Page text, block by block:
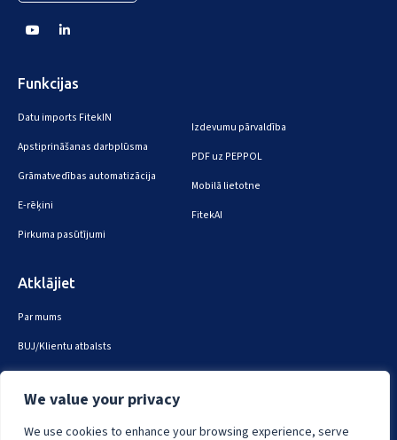
We value your privacy
We use cookies to enhance your browsing experience, serve
Funkcijas
Datu imports FitekIN
Apstiprināšanas darbplūsma
Grāmatvedības automatizācija
E-rēķini
Pirkuma pasūtījumi
Izdevumu pārvaldība
PDF uz PEPPOL
Mobilā lietotne
FitekAI
Atklājiet
Par mums
BUJ/Klientu atbalsts
Sazinies ar mums
Drošība un privātums